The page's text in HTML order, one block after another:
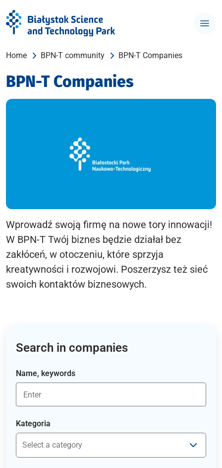
Home BPN-T community BPN-T Companies
BPN-T Companies
Wprowadź swoją firmę na nowe tory innowacji!
W BPN-T Twój biznes będzie działał bez
zakłóceń, w otoczeniu, które sprzyja
kreatywności i rozwojowi. Poszerzysz też sieć
swoich kontaktów biznesowych.
Search in companies
Name, keywords
Kategoria